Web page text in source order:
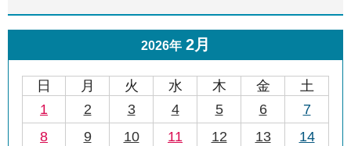
2026年 2月
日 月 火 水 木 金
土
1
2 3 4 5 6
7
8
9 10 11 12 13
14